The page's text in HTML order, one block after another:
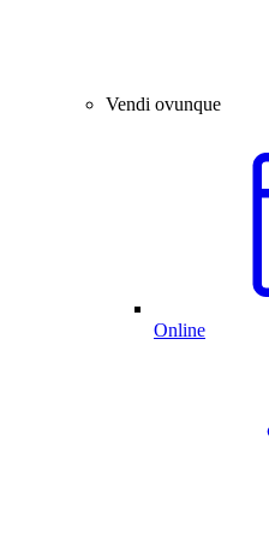
Vendi ovunque
Online